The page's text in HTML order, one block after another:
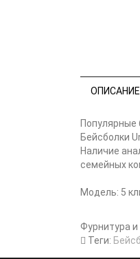
ОПИСАНИЕ
Популярные
Бейсболки
Наличие
семейных
Модель: 5
Фурнитура и
Теги: